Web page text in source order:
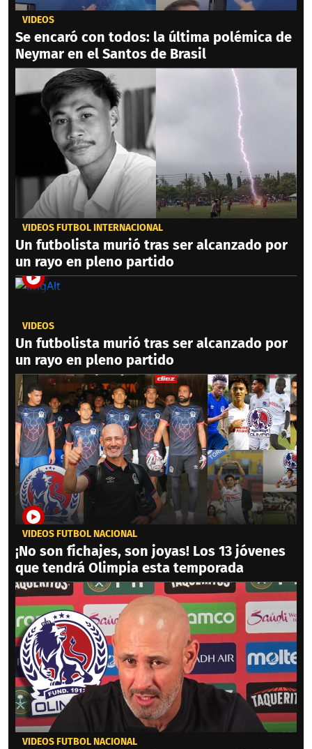
VIDEOS
Se encaró con todos: la última polémica de
Neymar en el Santos de Brasil
VIDEOS FÚTBOL INTERNACIONAL
Un futbolista murió tras ser alcanzado por
un rayo en pleno partido
VIDEOS
Un futbolista murió tras ser alcanzado por
un rayo en pleno partido
VIDEOS FÚTBOL NACIONAL
¡No son fichajes, son joyas! Los 13 jóvenes
que tendrá Olimpia esta temporada
VIDEOS FÚTBOL NACIONAL